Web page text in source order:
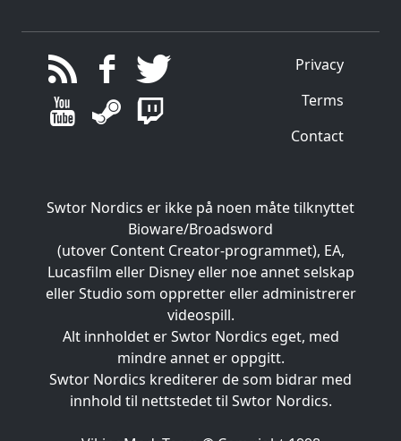
Privacy
Terms
Contact
Swtor Nordics er ikke på noen måte tilknyttet
Bioware/Broadsword
(utover Content Creator-programmet), EA,
Lucasfilm eller Disney eller noe annet selskap
eller Studio som oppretter eller administrerer
videospill.
Alt innholdet er Swtor Nordics eget, med
mindre annet er oppgitt.
Swtor Nordics krediterer de som bidrar med
innhold til nettstedet til Swtor Nordics.